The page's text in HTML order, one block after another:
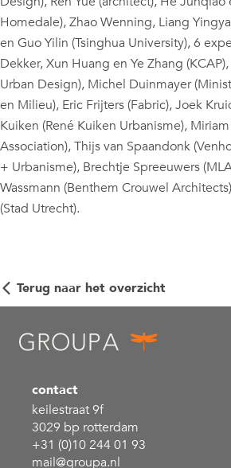
Homedale), Zhao Wenning, Liang
en Guo Yilin (Tsinghua University), 6
Dekker, Xun Huang en Ye Zhang
Urban Design), Michel Duinmayer
en Milieu), Eric Frijters (Fabric), Joek
Kuiken (René Kuiken Urbanisme),
Association), Thijs van Spaandonk
+ Urbanisme), Brechtje Spreeuwers
Wassmann (Benthem Crouwel
(Stad Utrecht).
Terug naar het overzicht
contact
keilestraat 9f
3029 bp rotterdam
+31 (0)10 244 01 93
mail@groupa.nl